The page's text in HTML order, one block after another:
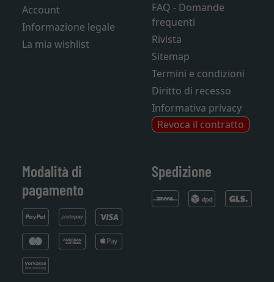
Account
Informazione legale
La mia wishlist
FAQ - Domande
frequenti
Rivista
Sitemap
Termini e condizioni
Diritto di recesso
Informativa privacy
Revoca il contratto
Modalità di
pagamento
Spedizione